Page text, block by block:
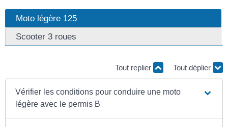
Moto légère 125
Scooter 3 roues
Tout replier Tout déplier
Vérifier les conditions pour conduire une moto
légère avec le permis B